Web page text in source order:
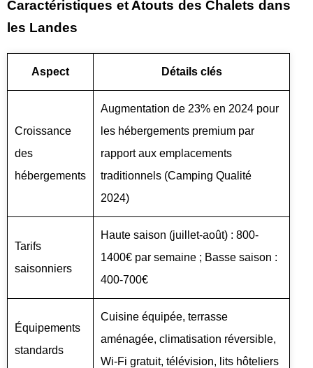
Caractéristiques et Atouts des Chalets dans
les Landes
Aspect Détails clés
Croissance
des
hébergements
Augmentation de 23% en 2024 pour
les hébergements premium par
rapport aux emplacements
traditionnels (Camping Qualité
2024)
Tarifs
saisonniers
Haute saison (juillet-août) : 800-
1400€ par semaine ; Basse saison :
400-700€
Équipements
standards
Cuisine équipée, terrasse
aménagée, climatisation réversible,
Wi-Fi gratuit, télévision, lits hôteliers